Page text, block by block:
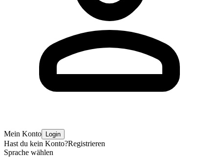
Mein Konto Login
Hast du kein Konto?Registrieren
Sprache wählen